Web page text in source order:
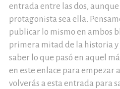
entrada entre las dos,
protagonista sea ella.
publicar lo mismo en ambos
primera mitad de la historia y
saber lo que pasó en aquel
en este enlace para empezar
volverás a esta entrada para